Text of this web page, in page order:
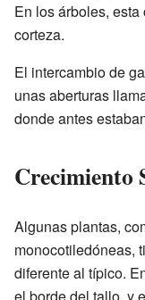
En los árboles,
corteza.
El intercambio de
unas aberturas
donde antes
Crecimiento
Algunas plantas,
monocotiledóneas,
diferente al típico.